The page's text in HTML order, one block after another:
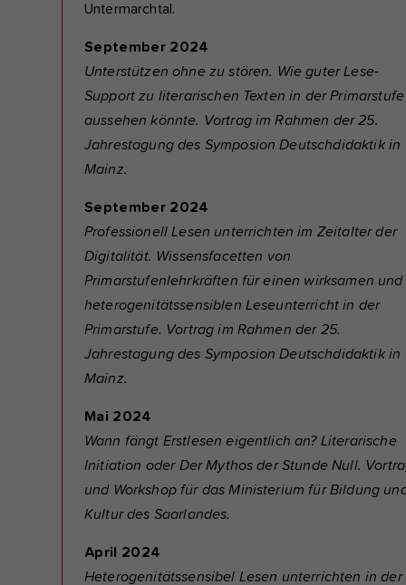
Untermarchtal.
September 2024
Unterstützen ohne zu stören. Wie guter Lese-
Support zu literarischen Texten in der Primarstufe
aussehen könnte. Vortrag im Rahmen der 25.
Jahrestagung des Symposion Deutschdidaktik in
Mainz.
September 2024
Professionell Lesen unterrichten im Zeitalter der
Digitalität. Wissensfacetten von
Primarstufenlehrkräften für einen wirksamen und
heterogenitätssensiblen Leseunterricht in der
Primarstufe. Vortrag im Rahmen der 25.
Jahrestagung des Symposion Deutschdidaktik in
Mainz.
Mai 2024
Wann fängt Erstlesen eigentlich an? Literarische
Initiation oder Der Mythos der Stunde Null.
und Workshop für das Ministerium für Bildung
Kultur des Saarlandes.
April 2024
Heterogenitätssensibel Lesen unterrichten in der